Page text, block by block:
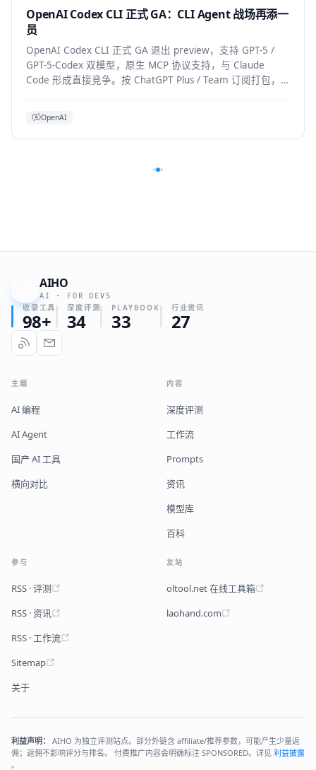
OpenAI Codex CLI 正式 GA：CLI Agent 战场再添一
员
OpenAI Codex CLI 正式 GA 退出 preview，支持 GPT-5 /
GPT-5-Codex 双模型，原生 MCP 协议支持，与 Claude
Code 形成直接竞争。按 ChatGPT Plus / Team 订阅打包，
OpenAI
AIHO
AI · FOR DEVS
收录工具
98+
深度评测
34
PLAYBOOK
33
行业资讯
27
主题
AI 编程
AI Agent
国产 AI 工具
横向对比
内容
深度评测
工作流
Prompts
资讯
模型库
百科
参与
RSS · 评测
RSS · 资讯
RSS · 工作流
Sitemap
关于
友站
oltool.net 在线工具箱
laohand.com
利益声明：
AIHO 为独立评测站点。部分外链含 affiliate/推荐参数，可能产生少量返
佣；返佣不影响评分与排名。 付费推广内容会明确标注 SPONSORED。详见 利益披露
。